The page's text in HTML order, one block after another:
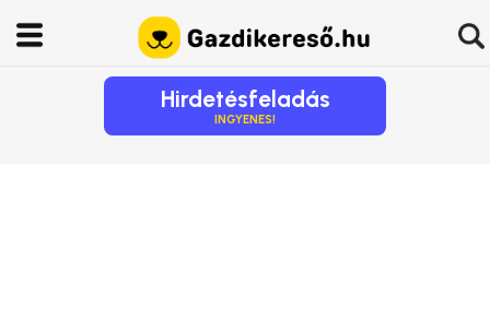
Hirdetésfeladás
INGYENES!